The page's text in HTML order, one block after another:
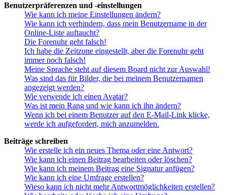
Benutzerpräferenzen und -einstellungen
Wie kann ich meine Einstellungen ändern?
Wie kann ich verhindern, dass mein Benutzername in der
Online-Liste auftaucht?
Die Forenuhr geht falsch!
Ich habe die Zeitzone eingestellt, aber die Forenuhr geht
immer noch falsch!
Meine Sprache steht auf diesem Board nicht zur Auswahl!
Was sind das für Bilder, die bei meinem Benutzernamen
angezeigt werden?
Wie verwende ich einen Avatar?
Was ist mein Rang und wie kann ich ihn ändern?
Wenn ich bei einem Benutzer auf den E-Mail-Link klicke,
werde ich aufgefordert, mich anzumelden.
Beiträge schreiben
Wie erstelle ich ein neues Thema oder eine Antwort?
Wie kann ich einen Beitrag bearbeiten oder löschen?
Wie kann ich meinem Beitrag eine Signatur anfügen?
Wie kann ich eine Umfrage erstellen?
Wieso kann ich nicht mehr Antwortmöglichkeiten erstellen?